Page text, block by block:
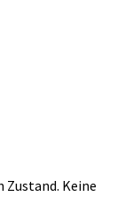
Keine